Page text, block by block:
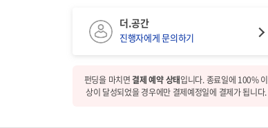
더.공간
진행자에게 문의하기
펀딩을 마치면결제 예약 상태입니다. 종료일에 100% 이
상이 달성되었을 경우에만 결제예정일에 결제가 됩니다.